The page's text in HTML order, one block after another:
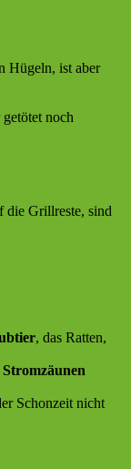
Hügeln, ist aber
noch
die Grillreste, sind
, das Ratten,
Stromzäunen
Schonzeit nicht